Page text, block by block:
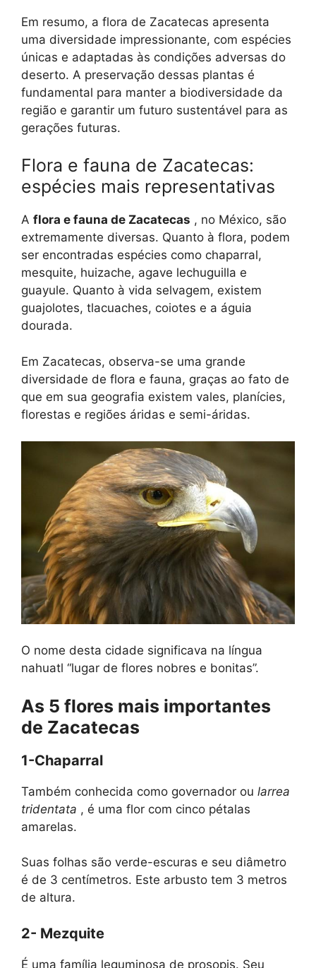
Em resumo, a flora de Zacatecas apresenta
uma diversidade impressionante, com espécies
únicas e adaptadas às condições adversas do
deserto. A preservação dessas plantas é
fundamental para manter a biodiversidade da
região e garantir um futuro sustentável para as
gerações futuras.
Flora e fauna de Zacatecas:
espécies mais representativas
A flora e fauna de Zacatecas , no México, são
extremamente diversas. Quanto à flora, podem
ser encontradas espécies como chaparral,
mesquite, huizache, agave lechuguilla e
guayule. Quanto à vida selvagem, existem
guajolotes, tlacuaches, coiotes e a águia
dourada.
Em Zacatecas, observa-se uma grande
diversidade de flora e fauna, graças ao fato de
que em sua geografia existem vales, planícies,
florestas e regiões áridas e semi-áridas.
O nome desta cidade significava na língua
nahuatl “lugar de flores nobres e bonitas”.
As 5 flores mais importantes
de Zacatecas
1-Chaparral
Também conhecida como governador ou larrea
tridentata , é uma flor com cinco pétalas
amarelas.
Suas folhas são verde-escuras e seu diâmetro
é de 3 centímetros. Este arbusto tem 3 metros
de altura.
2- Mezquite
É uma família leguminosa de prosopis. Seu